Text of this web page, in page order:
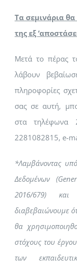
Τα σεμινάρια
της εξ
Μετά το πέρας
λάβουν
πληροφορίες
σας σε αυτή,
στα τηλέφωνα
2281082815, e-
*Λαμβάνοντας
Δεδομένων
2016/679) και
διαβεβαιώνουμε
θα
στόχους του
των